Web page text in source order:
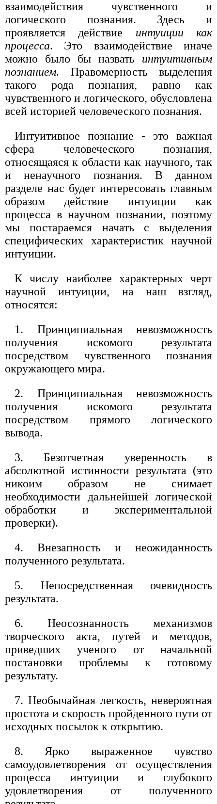
взаимодействия чувственного и
логического познания. Здесь и
проявляется действие интуиции как
процесса. Это взаимодействие иначе
можно было бы назвать интуитивным
познанием. Правомерность выделения
такого рода познания, равно как
чувственного и логического, обусловлена
всей историей человеческого познания.
Интуитивное познание - это важная
сфера человеческого познания,
относящаяся к области как научного, так
и ненаучного познания. В данном
разделе нас будет интересовать главным
образом действие интуиции как
процесса в научном познании, поэтому
мы постараемся начать с выделения
специфических характеристик научной
интуиции.
К числу наиболее характерных черт
научной интуиции, на наш взгляд,
относятся:
1. Принципиальная невозможность
получения искомого результата
посредством чувственного познания
окружающего мира.
2. Принципиальная невозможность
получения искомого результата
посредством прямого логического
вывода.
3. Безотчетная уверенность в
абсолютной истинности результата (это
никоим образом не снимает
необходимости дальнейшей логической
обработки и экспериментальной
проверки).
4. Внезапность и неожиданность
полученного результата.
5. Непосредственная очевидность
результата.
6. Неосознанность механизмов
творческого акта, путей и методов,
приведших ученого от начальной
постановки проблемы к готовому
результату.
7. Необычайная легкость, невероятная
простота и скорость пройденного пути от
исходных посылок к открытию.
8. Ярко выраженное чувство
самоудовлетворения от осуществления
процесса интуиции и глубокого
удовлетворения от полученного